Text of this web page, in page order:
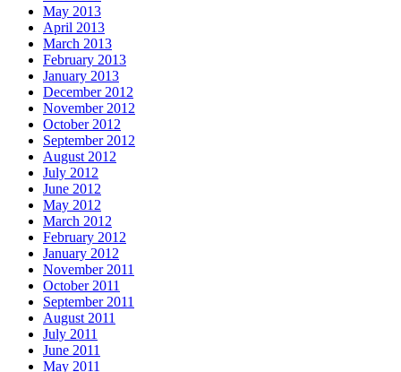
May 2013
April 2013
March 2013
February 2013
January 2013
December 2012
November 2012
October 2012
September 2012
August 2012
July 2012
June 2012
May 2012
March 2012
February 2012
January 2012
November 2011
October 2011
September 2011
August 2011
July 2011
June 2011
May 2011